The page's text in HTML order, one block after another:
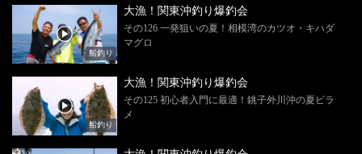
船釣り
大漁！関東沖釣り爆釣会
その126 一発狙いの夏！相模湾のカツオ・キハダ
マグロ
船釣り
大漁！関東沖釣り爆釣会
その125 初心者入門に最適！銚子外川沖の夏ビラ
メ